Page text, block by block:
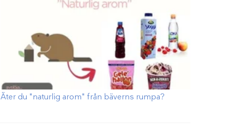
Äter du "naturlig arom" från bäverns rumpa?